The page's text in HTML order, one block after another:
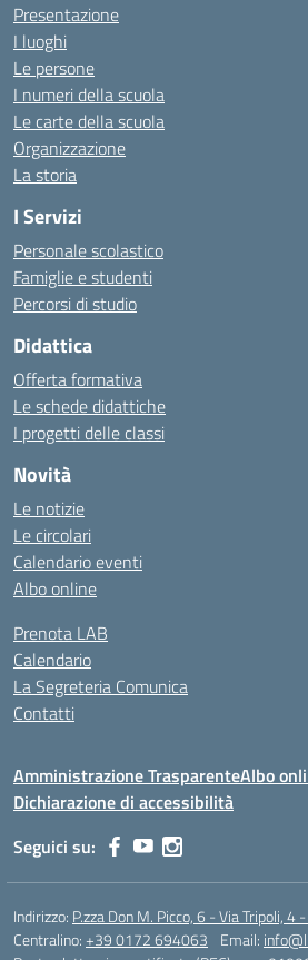
Presentazione
I luoghi
Le persone
I numeri della scuola
Le carte della scuola
Organizzazione
La storia
I Servizi
Personale scolastico
Famiglie e studenti
Percorsi di studio
Didattica
Offerta formativa
Le schede didattiche
I progetti delle classi
Novità
Le notizie
Le circolari
Calendario eventi
Albo online
Prenota LAB
Calendario
La Segreteria Comunica
Contatti
Amministrazione TrasparenteAlbo
Dichiarazione di accessibilità
Seguici su:
Indirizzo: P.zza Don M. Picco, 6 - Via Tripoli, 4
Centralino:+39 0172 694063 Email: